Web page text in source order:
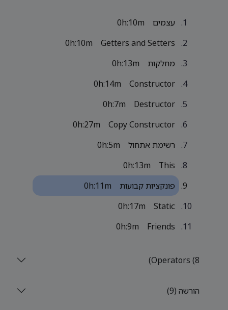
עצמים
0h:10m
Getters and Setters
0h:10m
מחלקות
0h:13m
Constructor
0h:14m
Destructor
0h:7m
Copy Constructor
0h:27m
רשימת אתחול
0h:5m
This
0h:13m
פונקציות קבועות
0h:11m
Static
0h:17m
Friends
0h:9m
Operators (8)
הורשה (9)